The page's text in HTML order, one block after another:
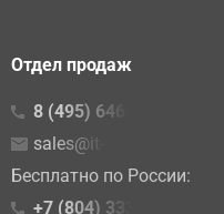
Отдел продаж
8 (495) 646-23-16
sales@it-lite.ru
Бесплатно по России:
+7 (804) 333 02 15